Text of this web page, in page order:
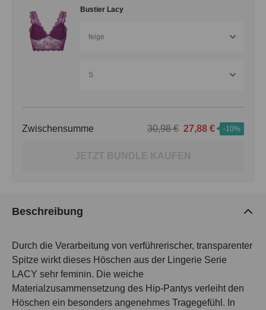
Bustier Lacy
feige
S
Zwischensumme 30,98 € 27,88 € -10%
JETZT BUNDLE KAUFEN
Beschreibung
Durch die Verarbeitung von verführerischer, transparenter
Spitze wirkt dieses Höschen aus der Lingerie Serie
LACY sehr feminin. Die weiche
Materialzusammensetzung des Hip-Pantys verleiht den
Höschen ein besonders angenehmes Tragegefühl. In